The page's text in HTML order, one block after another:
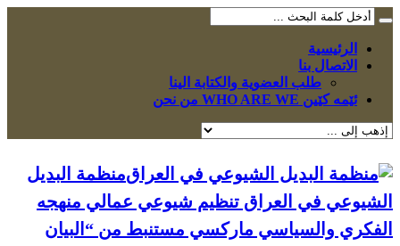
الرئيسية
الاتصال بنا
طلب العضوية والكتابة الينا
ئێمە کێین WHO ARE WE من نحن
منظمة البديل
الشيوعي في العراق تنظيم شيوعي عمالي منهجه
الفكري والسياسي ماركسي مستنبط من “البيان